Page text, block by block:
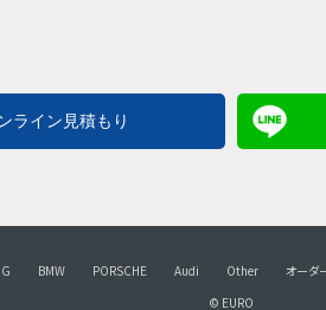
BMW PORSCHE Audi Other オーダ
© EURO